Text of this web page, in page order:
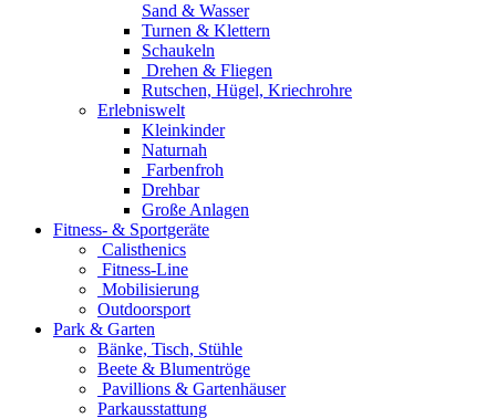
Sand & Wasser
Turnen & Klettern
Schaukeln
Drehen & Fliegen
Rutschen, Hügel, Kriechrohre
Erlebniswelt
Kleinkinder
Naturnah
Farbenfroh
Drehbar
Große Anlagen
Fitness- & Sportgeräte
Calisthenics
Fitness-Line
Mobilisierung
Outdoorsport
Park & Garten
Bänke, Tisch, Stühle
Beete & Blumentröge
Pavillions & Gartenhäuser
Parkausstattung